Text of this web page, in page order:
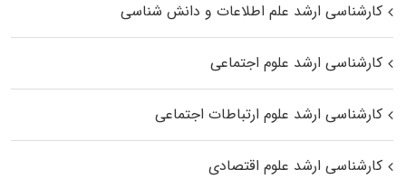
کارشناسی ارشد علم اطلاعات و دانش شناسی
کارشناسی ارشد علوم اجتماعی
کارشناسی ارشد علوم ارتباطات اجتماعی
کارشناسی ارشد علوم اقتصادی